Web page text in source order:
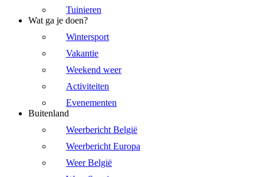
Tuinieren
Wat ga je doen?
Wintersport
Vakantie
Weekend weer
Activiteiten
Evenementen
Buitenland
Weerbericht België
Weerbericht Europa
Weer België